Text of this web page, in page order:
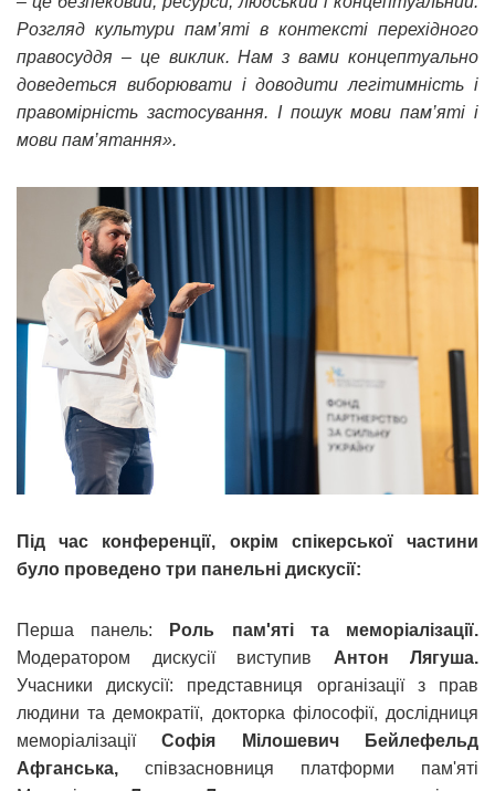
Розгляд культури пам’яті в контексті перехідного
правосуддя – це виклик. Нам з вами концептуально
доведеться виборювати і доводити легітимність і
правомірність застосування. І пошук мови пам’яті і
мови пам’ятання».
Під час конференції, окрім спікерської частини
було проведено три панельні дискусії:
Перша панель:
Роль пам'яті та меморіалізації.
Модератором дискусії виступив Антон Лягуша.
Учасники дискусії: представниця організації з прав
людини та демократії, докторка філософії, дослідниця
меморіалізаціїСофія Мілошевич Бейлефельд
Афганська, співзасновниця платформи пам'яті